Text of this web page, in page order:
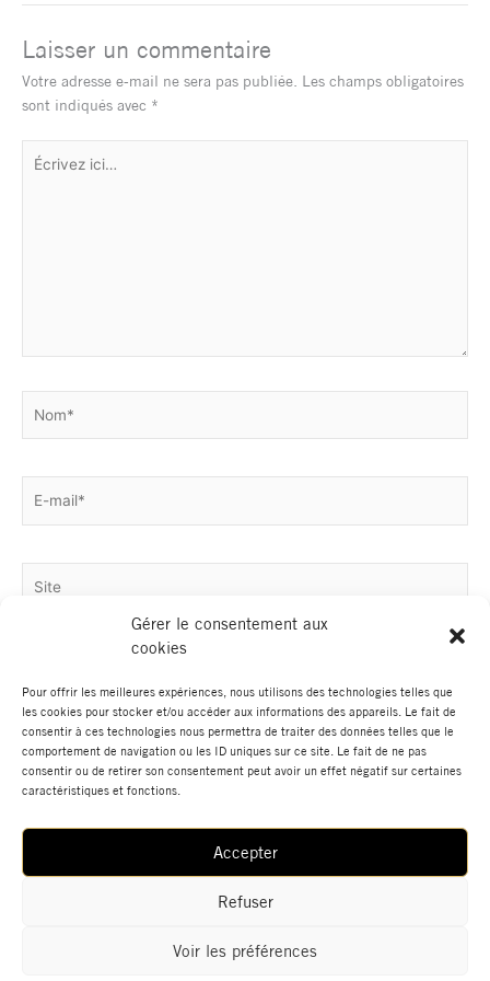
Gérer le consentement aux
cookies
Pour offrir les meilleures expériences, nous utilisons des technologies telles que
les cookies pour stocker et/ou accéder aux informations des appareils. Le fait de
consentir à ces technologies nous permettra de traiter des données telles que le
comportement de navigation ou les ID uniques sur ce site. Le fait de ne pas
consentir ou de retirer son consentement peut avoir un effet négatif sur certaines
caractéristiques et fonctions.
Accepter
Refuser
Voir les préférences
Laisser un commentaire
Votre adresse e-mail ne sera pas publiée. Les champs obligatoires
sont indiqués avec *
Écrivez
ici…
mail*
Données Personnelles
Contact
© 2022 GALERIE HEGOA | Tous droits réservés.